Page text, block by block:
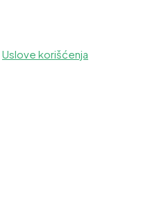
Uslove korišćenja